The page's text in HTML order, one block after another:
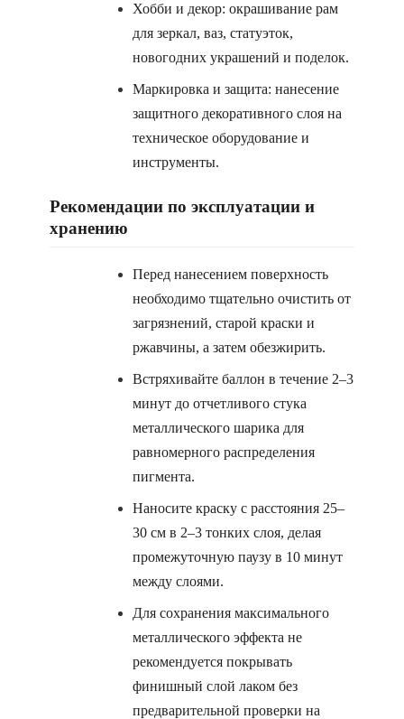
Хобби и декор: окрашивание рам
для зеркал, ваз, статуэток,
новогодних украшений и поделок.
Маркировка и защита: нанесение
защитного декоративного слоя на
техническое оборудование и
инструменты.
Рекомендации по эксплуатации и
хранению
Перед нанесением поверхность
необходимо тщательно очистить от
загрязнений, старой краски и
ржавчины, а затем обезжирить.
Встряхивайте баллон в течение 2–3
минут до отчетливого стука
металлического шарика для
равномерного распределения
пигмента.
Наносите краску с расстояния 25–
30 см в 2–3 тонких слоя, делая
промежуточную паузу в 10 минут
между слоями.
Для сохранения максимального
металлического эффекта не
рекомендуется покрывать
финишный слой лаком без
предварительной проверки на